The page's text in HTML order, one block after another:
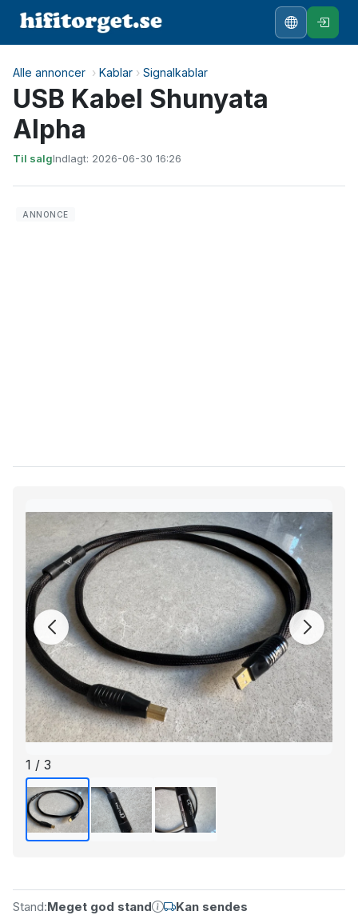
Alle annoncer › Kablar › Signalkablar
USB Kabel Shunyata
Alpha
Til salgIndlagt: 2026-06-30 16:26
1 / 3
Stand:Meget god stand Kan sendes